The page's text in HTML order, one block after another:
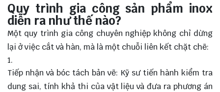
Quy trình gia công sản phẩm inox
diễn ra như thế nào?
Một quy trình gia công chuyên nghiệp không chỉ dừng
lại ở việc cắt và hàn, mà là một chuỗi liên kết chặt chẽ:
Tiếp nhận và bóc tách bản vẽ: Kỹ sư tiến hành kiểm tra
dung sai, tính khả thi của vật liệu và đưa ra phương án